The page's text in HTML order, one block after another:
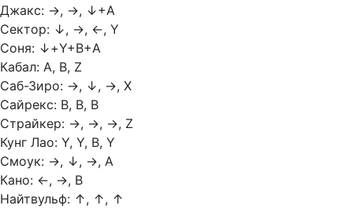
Джакс: →, →, ↓+А
Сектор: ↓, →, ←, Y
Соня: ↓+Y+В+А
Кабал: А, В, Z
Саб-Зиро: →, ↓, →, Х
Сайрекс: В, В, В
Страйкер: →, →, →, Z
Кунг Лао: Y, Y, В, Y
Смоук: →, ↓, →, А
Кано: ←, →, В
Найтвульф: ↑, ↑, ↑